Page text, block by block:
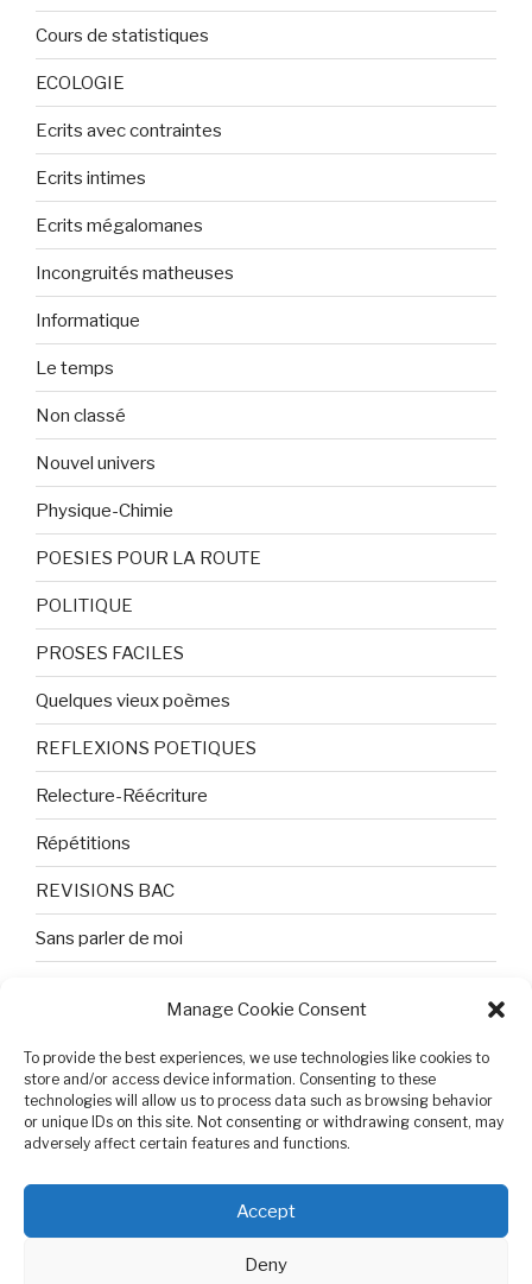
Manage Cookie Consent
To provide the best experiences, we use technologies like cookies to
store and/or access device information. Consenting to these
technologies will allow us to process data such as browsing behavior
or unique IDs on this site. Not consenting or withdrawing consent, may
adversely affect certain features and functions.
Accept
Deny
Cours de statistiques
ECOLOGIE
Ecrits avec contraintes
Ecrits intimes
Ecrits mégalomanes
Incongruités matheuses
Informatique
Le temps
Non classé
Nouvel univers
Physique-Chimie
POESIES POUR LA ROUTE
POLITIQUE
PROSES FACILES
Quelques vieux poèmes
REFLEXIONS POETIQUES
Relecture-Réécriture
Répétitions
REVISIONS BAC
Sans parler de moi
Tristesse et attente
Variable complexe